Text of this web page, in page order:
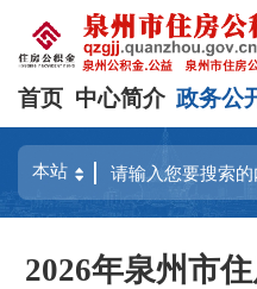
首页 中心简介 政务公
2026年泉州市